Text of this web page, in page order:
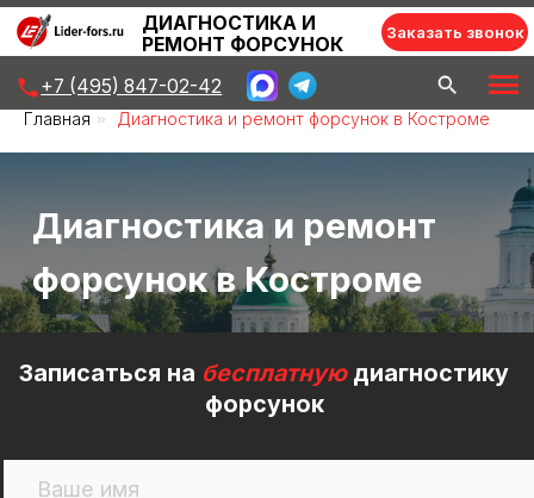
Заказать звонок
ДИАГНОСТИКА И
РЕМОНТ ФОРСУНОК
Главная » Диагностика и ремонт форсунок в Костроме
Диагностика и ремонт
Записаться на бесплатнуюдиагностику
форсунок
Записаться